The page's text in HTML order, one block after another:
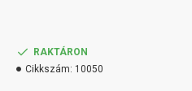
RAKTÁRON
Cikkszám: 10050